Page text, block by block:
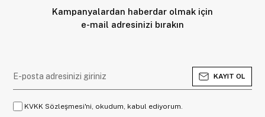
Kampanyalardan haberdar olmak için
e-mail adresinizi bırakın
KAYIT OL
KVKK Sözleşmesi'ni, okudum, kabul ediyorum.